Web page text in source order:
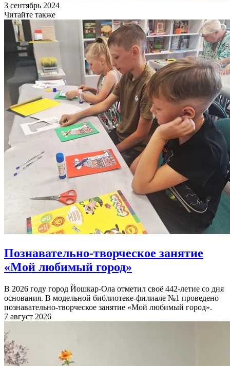
3 сентябрь 2024
Читайте также
Познавательно-творческое занятие
«Мой любимый город»
В 2026 году город Йошкар-Ола отметил своё 442-летие со дня
основания. В модельной библиотеке-филиале №1 проведено
познавательно-творческое занятие «Мой любимый город».
7 август 2026